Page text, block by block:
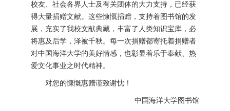
校友、社会各界人士及有关团体的大力支持，已经获
得大量捐赠文献。这些慷慨捐赠，支持着图书馆的发
展，充实了我校文献典藏，丰富了人类知识宝库，必
将惠及后学，泽被千秋。每一次捐赠都寄托着捐赠者
对中国海洋大学的美好情感，也彰显着乐于奉献、热
爱文化事业之时代精神。
对您的慷慨惠赠谨致谢忱！
中国海洋大学图书馆